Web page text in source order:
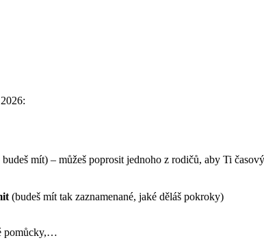
mít) – můžeš poprosit jednoho z rodičů, aby Ti
(budeš mít tak zaznamenané, jaké děláš pokroky)
pomůcky,…